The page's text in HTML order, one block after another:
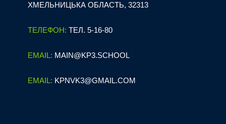
ХМЕЛЬНИЦЬКА ОБЛАСТЬ, 32313
ТЕЛЕФОН: ТЕЛ. 5-16-80
EMAIL: MAIN@KP3.SCHOOL
EMAIL: KPNVK3@GMAIL.COM